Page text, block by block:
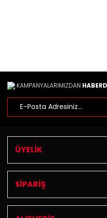
KAMPANYALARIMIZDAN
ÜYELİK
SİPARİŞ